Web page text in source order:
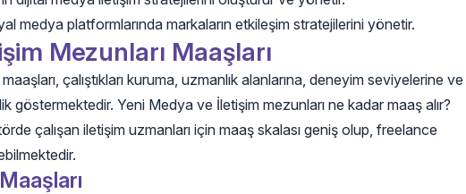
medya platformlarında markaların etkileşim stratejilerini yönetir.
Mezunları Maaşları
çalıştıkları kuruma, uzmanlık alanlarına, deneyim seviyelerine ve
göstermektedir. Yeni Medya ve İletişim mezunları ne kadar maaş alır?
çalışan iletişim uzmanları için maaş skalası geniş olup, freelance